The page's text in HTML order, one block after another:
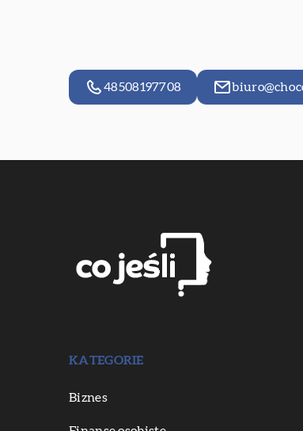
48508197708
KATEGORIE
Biznes